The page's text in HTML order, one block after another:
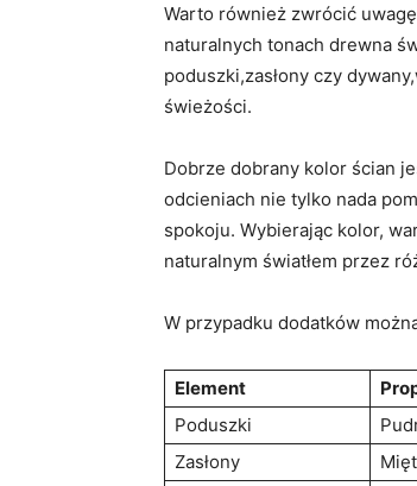
Warto również zwrócić
naturalnych tonach drewna
poduszki,zasłony czy
świeżości.
Dobrze dobrany kolor ścian
odcieniach nie tylko nada
spokoju. Wybierając kolor,
naturalnym światłem przez
W przypadku dodatków
Element
Poduszki
Zasłony